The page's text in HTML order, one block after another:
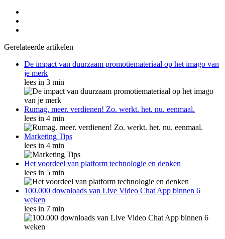
Gerelateerde artikelen
De impact van duurzaam promotiemateriaal op het imago van
je merk
lees in 3 min
Rumag. meer. verdienen! Zo. werkt. het. nu. eenmaal.
lees in 4 min
Marketing Tips
lees in 4 min
Het voordeel van platform technologie en denken
lees in 5 min
100.000 downloads van Live Video Chat App binnen 6
weken
lees in 7 min